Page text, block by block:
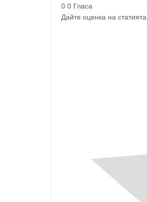
0 0 Гласа
Дайте оценка на статията